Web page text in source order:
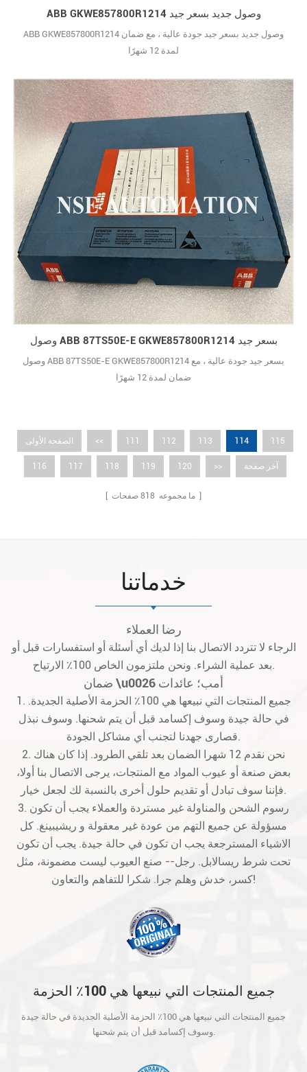
ABB GKWE857800R1214 وصول جديد بسعر جيد
ABB GKWE857800R1214 وصول جديد بسعر جيد جودة عالية ، مع ضمان
لمدة 12 شهرًا
وصول ABB 87TS50E-E GKWE857800R1214 بسعر جيد
وصول ABB 87TS50E-E GKWE857800R1214 بسعر جيد جودة عالية ، مع
ضمان لمدة 12 شهرًا
الصفحة الأولى << 111 112 113 114 115
116 117 118 119 120 >> آخر صفحة
[ ما مجموعه 818 صفحات ]
خدماتنا
رضا العملاء
الرجاء لا تتردد الاتصال بنا إذا لديك أي أسئلة أو استفسارات قبل أو
بعد عملية الشراء. ونحن ملتزمون الخاص 100٪ الارتياح.
ضمان \u0026 أمب؛ عائدات
1. جميع المنتجات التي نبيعها هي 100٪ الحزمة الأصلية الجديدة.
في حالة جيدة وسوف إكسامد قبل أن يتم شحنها. وسوف نبذل
قصارى جهدنا لتجنب أي مشاكل الجودة.
2. نحن نقدم 12 شهرا الضمان بعد تلقي الطرود. إذا كان هناك
بعض صنعة أو عيوب المواد مع المنتجات، يرجى الاتصال بنا أولا،
فإننا سوف تبادل أو تقديم حلول أخرى بالنسبة لك لجعل خيار.
3. رسوم الشحن والمناولة غير مستردة والعملاء يجب أن تكون
مسؤولة عن جميع التهم من عودة غير معقولة و ريشيبينغ. كل
الاشياء المسترجعة يجب ان تكون في حالة جيدة. يجب أن تكون
تحت شرط ريسالابل. رجل-- صنع العيوب ليست مضمونة، مثل
كسر، خدش وهلم جرا. شكرا للتفاهم والتعاون!
جميع المنتجات التي نبيعها هي 100٪ الحزمة
الأصلية الجديدة في حالة جيدة وسوف إكسامد
قبل أن يتم شحنها.
جميع المنتجات التي نبيعها هي 100٪ الحزمة الأصلية الجديدة في حالة جيدة
وسوف إكسامد قبل أن يتم شحنها.